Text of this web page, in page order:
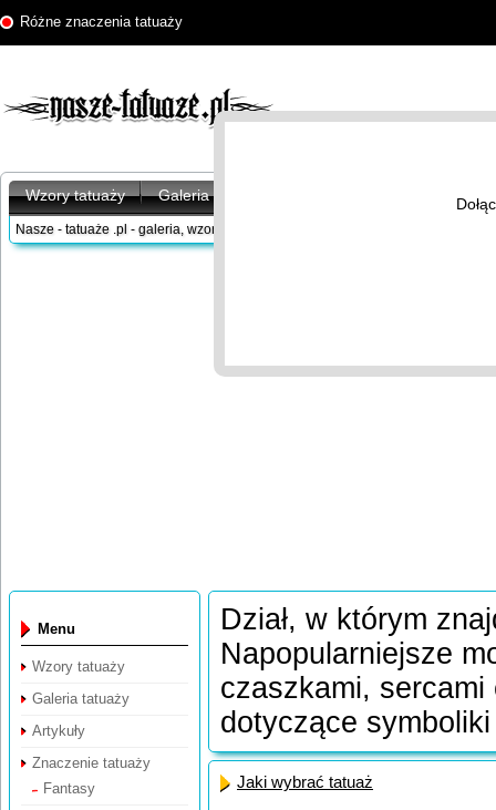
Różne znaczenia tatuaży
Wzory tatuaży Galeria tatuaży Znaczenie
Nasze - tatuaże .pl - galeria, wzory tatuaży
Dział, w którym
Napopularniejsze
czaszkami,
dotyczące
Jaki wybrać tatuaż
Menu
Wzory tatuaży
Galeria tatuaży
Artykuły
Znaczenie tatuaży
Fantasy